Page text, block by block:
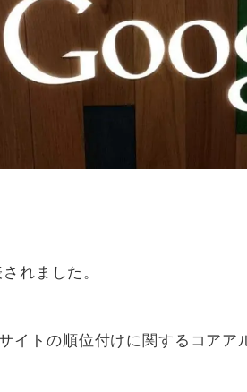
れました。
イトの順位付けに関するコア